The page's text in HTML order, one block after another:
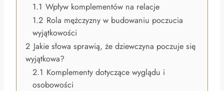
1.1 Wpływ komplementów na relacje
1.2 Rola mężczyzny w budowaniu poczucia
wyjątkowości
2 Jakie słowa sprawią, że dziewczyna poczuje się
wyjątkowa?
2.1 Komplementy dotyczące wyglądu i
osobowości